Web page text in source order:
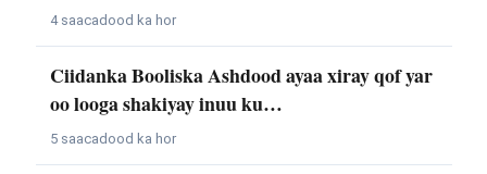
4 saacadood ka hor
Ciidanka Booliska Ashdood ayaa xiray qof yar
oo looga shakiyay inuu ku…
5 saacadood ka hor